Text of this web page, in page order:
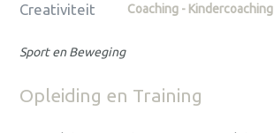
Creativiteit Coaching - Kindercoaching
Sport en Beweging
Opleiding en Training